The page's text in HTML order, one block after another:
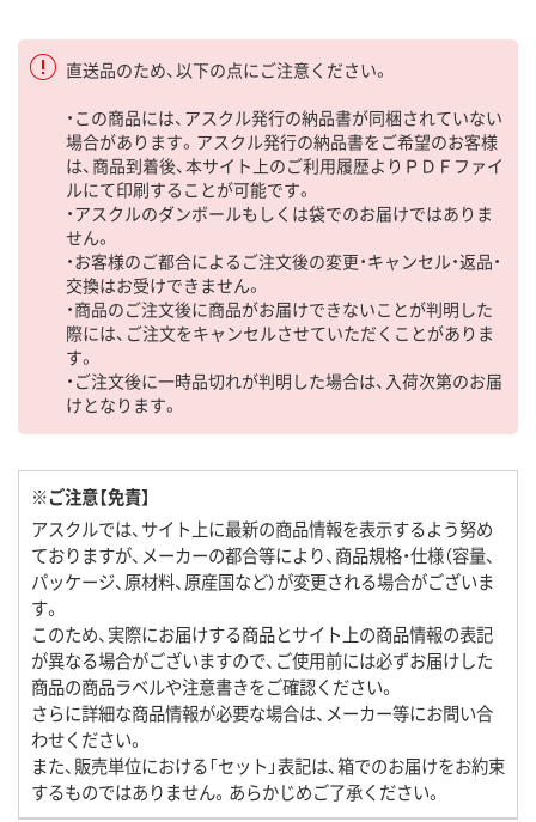
直送品のため、以下の点にご注意ください。
・この商品には、アスクル発行の納品書が同梱されていない
場合があります。アスクル発行の納品書をご希望のお客様
は、商品到着後、本サイト上のご利用履歴よりＰＤＦファイ
ルにて印刷することが可能です。
・アスクルのダンボールもしくは袋でのお届けではありま
せん。
・お客様のご都合によるご注文後の変更・キャンセル・返品・
交換はお受けできません。
・商品のご注文後に商品がお届けできないことが判明した
際には、ご注文をキャンセルさせていただくことがありま
す。
・ご注文後に一時品切れが判明した場合は、入荷次第のお届
けとなります。
※ご注意【免責】
アスクルでは、サイト上に最新の商品情報を表示するよう努め
ておりますが、メーカーの都合等により、商品規格・仕様（容量、
パッケージ、原材料、原産国など）が変更される場合がございま
す。
このため、実際にお届けする商品とサイト上の商品情報の表記
が異なる場合がございますので、ご使用前には必ずお届けした
商品の商品ラベルや注意書きをご確認ください。
さらに詳細な商品情報が必要な場合は、メーカー等にお問い合
わせください。
また、販売単位における「セット」表記は、箱でのお届けをお約束
するものではありません。あらかじめご了承ください。